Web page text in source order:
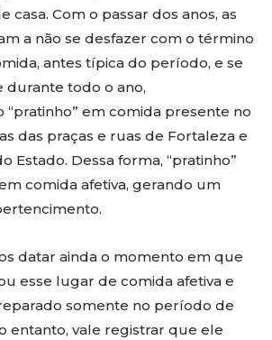
casa. Com o passar dos anos, as
a não se desfazer com o término
antes típica do período, e se
todo o ano,
“pratinho” em comida presente no
das praças e ruas de Fortaleza e
Estado. Dessa forma, “pratinho”
comida afetiva, gerando um
datar ainda o momento em que
esse lugar de comida afetiva e
somente no período de
entanto, vale registrar que ele